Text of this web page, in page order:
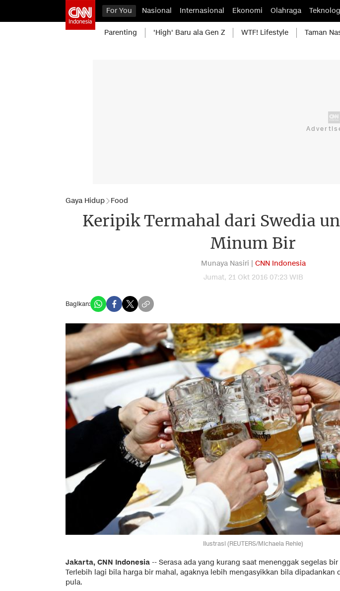
For You Nasional Internasional Ekonomi Olahraga
Parenting 'High' Baru ala Gen Z WTF! Lifestyle Taman
Gaya Hidup Food
Keripik Termahal dari Swedia
Minum Bir
Munaya Nasiri | CNN Indonesia
Jumat, 21 Okt 2016 07:23 WIB
Bagikan:
Ilustrasi (REUTERS/Michaela Rehle)
Jakarta, CNN Indonesia -- Serasa ada yang kurang saat menenggak segelas
Terlebih lagi bila harga bir mahal, agaknya lebih mengasyikkan bila dipadankan
pula.